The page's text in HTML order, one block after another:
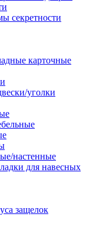
секретности
карточные
уголки
настенные
для навесных
защелок